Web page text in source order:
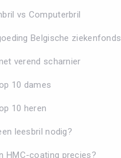
vs Computerbril
Belgische ziekenfonds
verend scharnier
10 dames
10 heren
leesbril nodig?
HMC-coating precies?